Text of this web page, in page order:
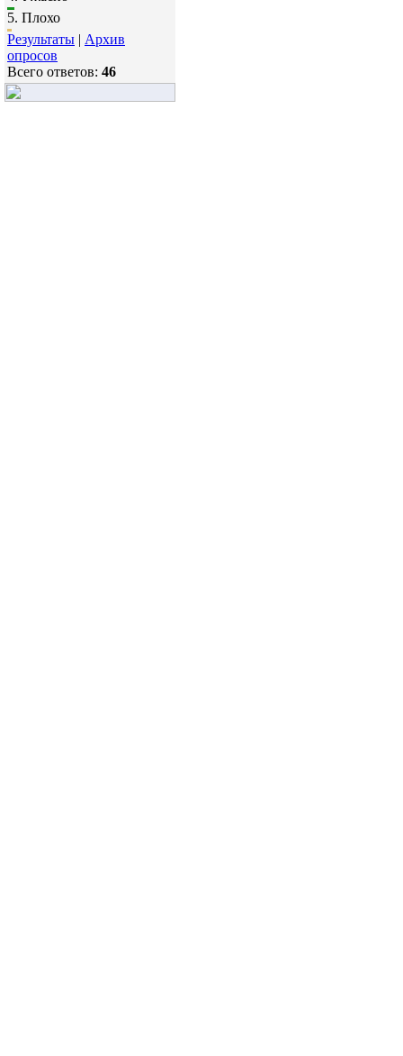
5. Плохо
Результаты | Архив
опросов
Всего ответов: 46